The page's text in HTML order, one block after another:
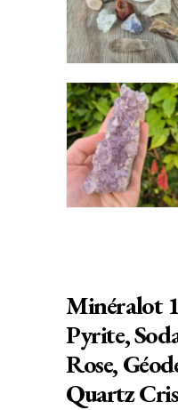
Minéralot
Pyrite,
Rose,
Quartz